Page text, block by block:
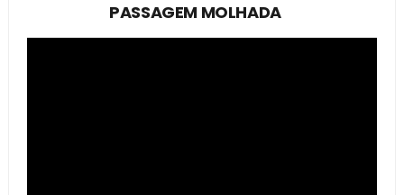
PASSAGEM MOLHADA